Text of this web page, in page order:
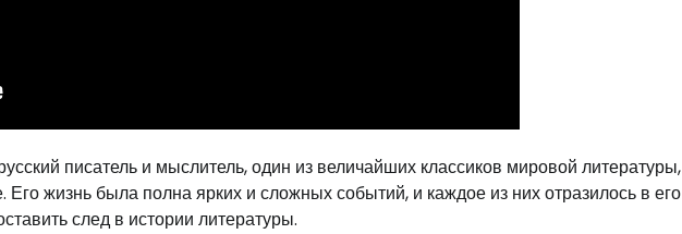
писатель и мыслитель, один из величайших классиков мировой литературы,
Его жизнь была полна ярких и сложных событий, и каждое из них отразилось в его
след в истории литературы.